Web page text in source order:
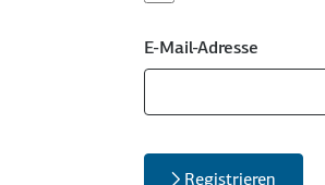
E-Mail-Adresse
Registrieren